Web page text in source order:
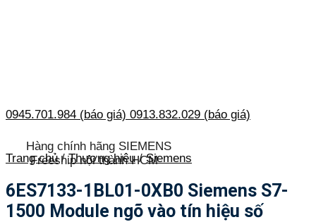
0945.701.984 (báo giá) 0913.832.029 (báo giá)
Hàng chính hãng SIEMENS
Freeship nội thành HCM
Trang chủ / Thương hiệu / Siemens
6ES7133-1BL01-0XB0 Siemens S7-
1500 Module ngõ vào tín hiệu số